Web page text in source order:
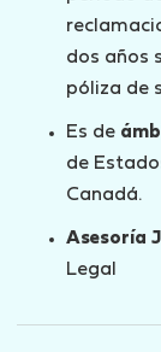
dos años
póliza de
Es de
de
Canadá.
Asesoría
Legal